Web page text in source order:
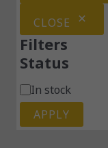
CLOSE
Filters
Status
In stock
APPLY